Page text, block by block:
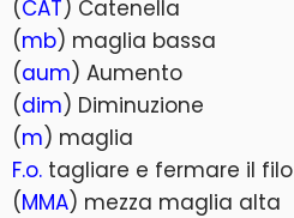
(CAT) Catenella
(mb) maglia bassa
(aum) Aumento
(dim) Diminuzione
(m) maglia
F.o. tagliare e fermare il filo
(MMA) mezza maglia alta